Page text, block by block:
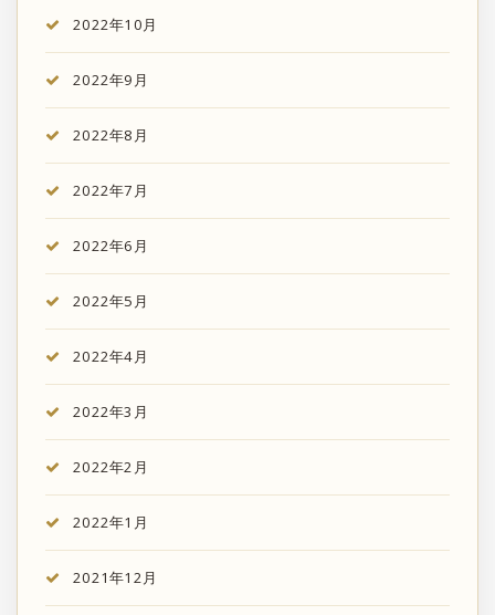
2022年10月
2022年9月
2022年8月
2022年7月
2022年6月
2022年5月
2022年4月
2022年3月
2022年2月
2022年1月
2021年12月